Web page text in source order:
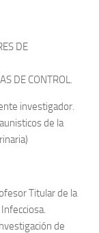
DE
DE CONTROL.
investigador.
de la
Titular de la
de